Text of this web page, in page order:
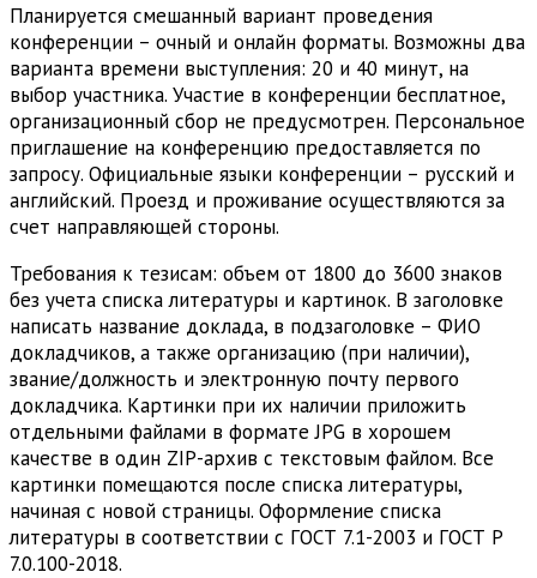
Планируется смешанный вариант проведения
конференции – очный и онлайн форматы. Возможны два
варианта времени выступления: 20 и 40 минут, на
выбор участника. Участие в конференции бесплатное,
организационный сбор не предусмотрен. Персональное
приглашение на конференцию предоставляется по
запросу. Официальные языки конференции – русский и
английский. Проезд и проживание осуществляются за
счет направляющей стороны.
Требования к тезисам: объем от 1800 до 3600 знаков
без учета списка литературы и картинок. В заголовке
написать название доклада, в подзаголовке – ФИО
докладчиков, а также организацию (при наличии),
звание/должность и электронную почту первого
докладчика. Картинки при их наличии приложить
отдельными файлами в формате JPG в хорошем
качестве в один ZIP-архив с текстовым файлом. Все
картинки помещаются после списка литературы,
начиная с новой страницы. Оформление списка
литературы в соответствии с ГОСТ 7.1-2003 и ГОСТ Р
7.0.100-2018.